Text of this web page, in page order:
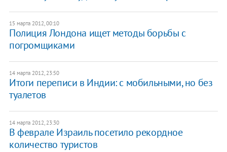
15 марта 2012, 00:10
Полиция Лондона ищет методы борьбы с
погромщиками
14 марта 2012, 23:50
Итоги переписи в Индии: с мобильными, но без
туалетов
14 марта 2012, 23:30
В феврале Израиль посетило рекордное
количество туристов